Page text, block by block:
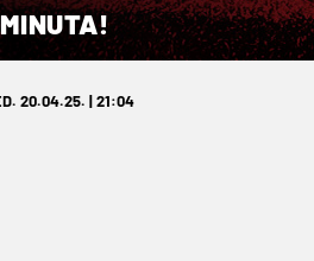
20.04.25. | 21:04